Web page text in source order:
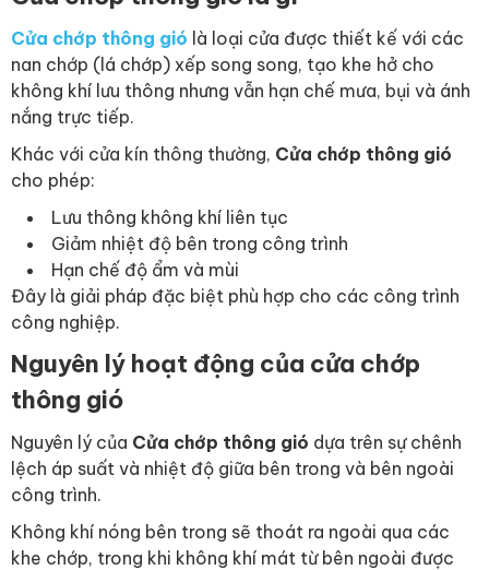
Cửa chớp thông gió là loại cửa được thiết kế với các
nan chớp (lá chớp) xếp song song, tạo khe hở cho
không khí lưu thông nhưng vẫn hạn chế mưa, bụi và ánh
nắng trực tiếp.
Khác với cửa kín thông thường, Cửa chớp thông gió
cho phép:
Lưu thông không khí liên tục
Giảm nhiệt độ bên trong công trình
Hạn chế độ ẩm và mùi
Đây là giải pháp đặc biệt phù hợp cho các công trình
công nghiệp.
Nguyên lý hoạt động của cửa chớp
thông gió
Nguyên lý của Cửa chớp thông gió dựa trên sự chênh
lệch áp suất và nhiệt độ giữa bên trong và bên ngoài
công trình.
Không khí nóng bên trong sẽ thoát ra ngoài qua các
khe chớp, trong khi không khí mát từ bên ngoài được